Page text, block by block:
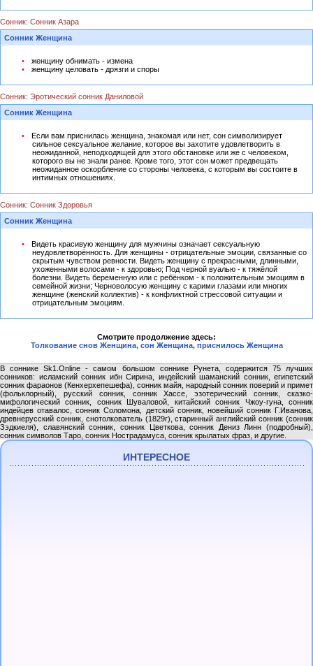
Сонник: Сонник Азара
Сонник Женщина
женщину обнимать - измена
женщину целовать - дрязги и споры
Сонник: Эротический сонник Даниловой
Сонник Женщина
Если вам приснилась женщина, знакомая или нет, сон символизирует
сильное сексуальное желание, которое вы захотите удовлетворить в
неожиданной, неподходящей для этого обстановке или же с человеком,
которого вы не знали ранее. Кроме того, этот сон может предвещать
неожиданное оскорбление со стороны человека, с которым вы состоите в
интимных отношениях.
Сонник: Сонник Здоровья
Сонник Женщина
Видеть красивую женщину для мужчины означает сексуальную
неудовлетворённость. Для женщины - отрицательные эмоции, связанные со
скрытым чувством ревности. Видеть женщину с прекрасными, длинными,
ухоженными волосами - к здоровью; Под черной вуалью - к тяжёлой
болезни. Видеть беременную или с ребёнком - к положительным эмоциям в
семейной жизни; Черноволосую женщину с карими глазами или многих
женщине (женский коллектив) - к конфликтной стрессовой ситуации и
отрицательным эмоциям.
Смотрите продолжение здесь:
Толкование снов Женщина, сон Женщина, приснилось Женщина
В соннике Sk1.Online - самом большом соннике Рунета, содержится 75 лучших
сонников: исламский сонник ибн Сирина, индейский шаманский сонник, египетский
сонник фараонов (Кенхерхепешефа), сонник майя, народный сонник поверий и примет
(фольклорный), русский сонник, сонник Хассе, эзотерический сонник, сказко-
мифологический сонник, сонник Шуваловой, китайский сонник Чжоу-гуна, сонник
индейцев отавалос, сонник Соломона, детский сонник, новейший сонник Г.Иванова,
древнерусский сонник, снотолкователь (1829г), старинный английский сонник (сонник
Зэдкиеля), славянский сонник, сонник Цветкова, сонник Дениз Линн (подробный),
сонник символов Таро, сонник Нострадамуса, сонник крылатых фраз, и другие.
ИНТЕРЕСНОЕ